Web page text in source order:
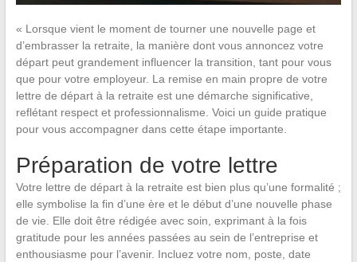
« Lorsque vient le moment de tourner une nouvelle page et
d’embrasser la retraite, la manière dont vous annoncez votre
départ peut grandement influencer la transition, tant pour vous
que pour votre employeur. La remise en main propre de votre
lettre de départ à la retraite est une démarche significative,
reflétant respect et professionnalisme. Voici un guide pratique
pour vous accompagner dans cette étape importante.
Préparation de votre lettre
Votre lettre de départ à la retraite est bien plus qu’une formalité ;
elle symbolise la fin d’une ère et le début d’une nouvelle phase
de vie. Elle doit être rédigée avec soin, exprimant à la fois
gratitude pour les années passées au sein de l’entreprise et
enthousiasme pour l’avenir. Incluez votre nom, poste, date